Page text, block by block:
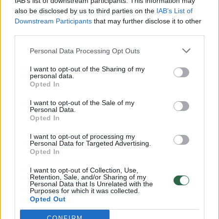
also be disclosed by us to third parties on the IAB’s List of
Downstream Participants that may further disclose it to other
Personal Data Processing Opt Outs
I want to opt-out of the Sharing of my
personal data.
Opted In
I want to opt-out of the Sale of my
Personal Data.
Opted In
I want to opt-out of processing my
Personal Data for Targeted Advertising.
Opted In
I want to opt-out of Collection, Use,
Retention, Sale, and/or Sharing of my
Personal Data that Is Unrelated with the
Purposes for which it was collected.
Opted Out
vaiko gyvybių išgelbėti nepavyko
Žinios | Lietuvos diena
00:00:57
Savaitės vidurys nusimato karštas: temperatūra kils iki
32 laipsnių šilumos
Žinios | Orai
Nufilmavo, kaip patvino Vilniaus Vakarinis aplinkkelis:
Žinios | Lietuvos diena
00:02:01
„Pagarba pirmajai premjerei“: pasidalijo jautriais
prisiminimais apie Kazimierą Prunskienę